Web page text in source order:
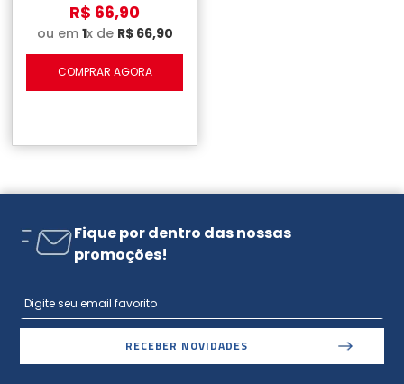
R$ 66,90
ou em 1x de R$ 66,90
COMPRAR AGORA
Fique por dentro das nossas
promoções!
RECEBER NOVIDADES